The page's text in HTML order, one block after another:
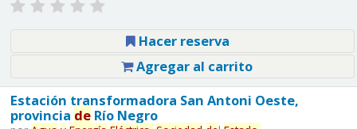
Hacer reserva
Agregar al carrito
Estación transformadora San Antoni Oeste,
provincia deRío Negro